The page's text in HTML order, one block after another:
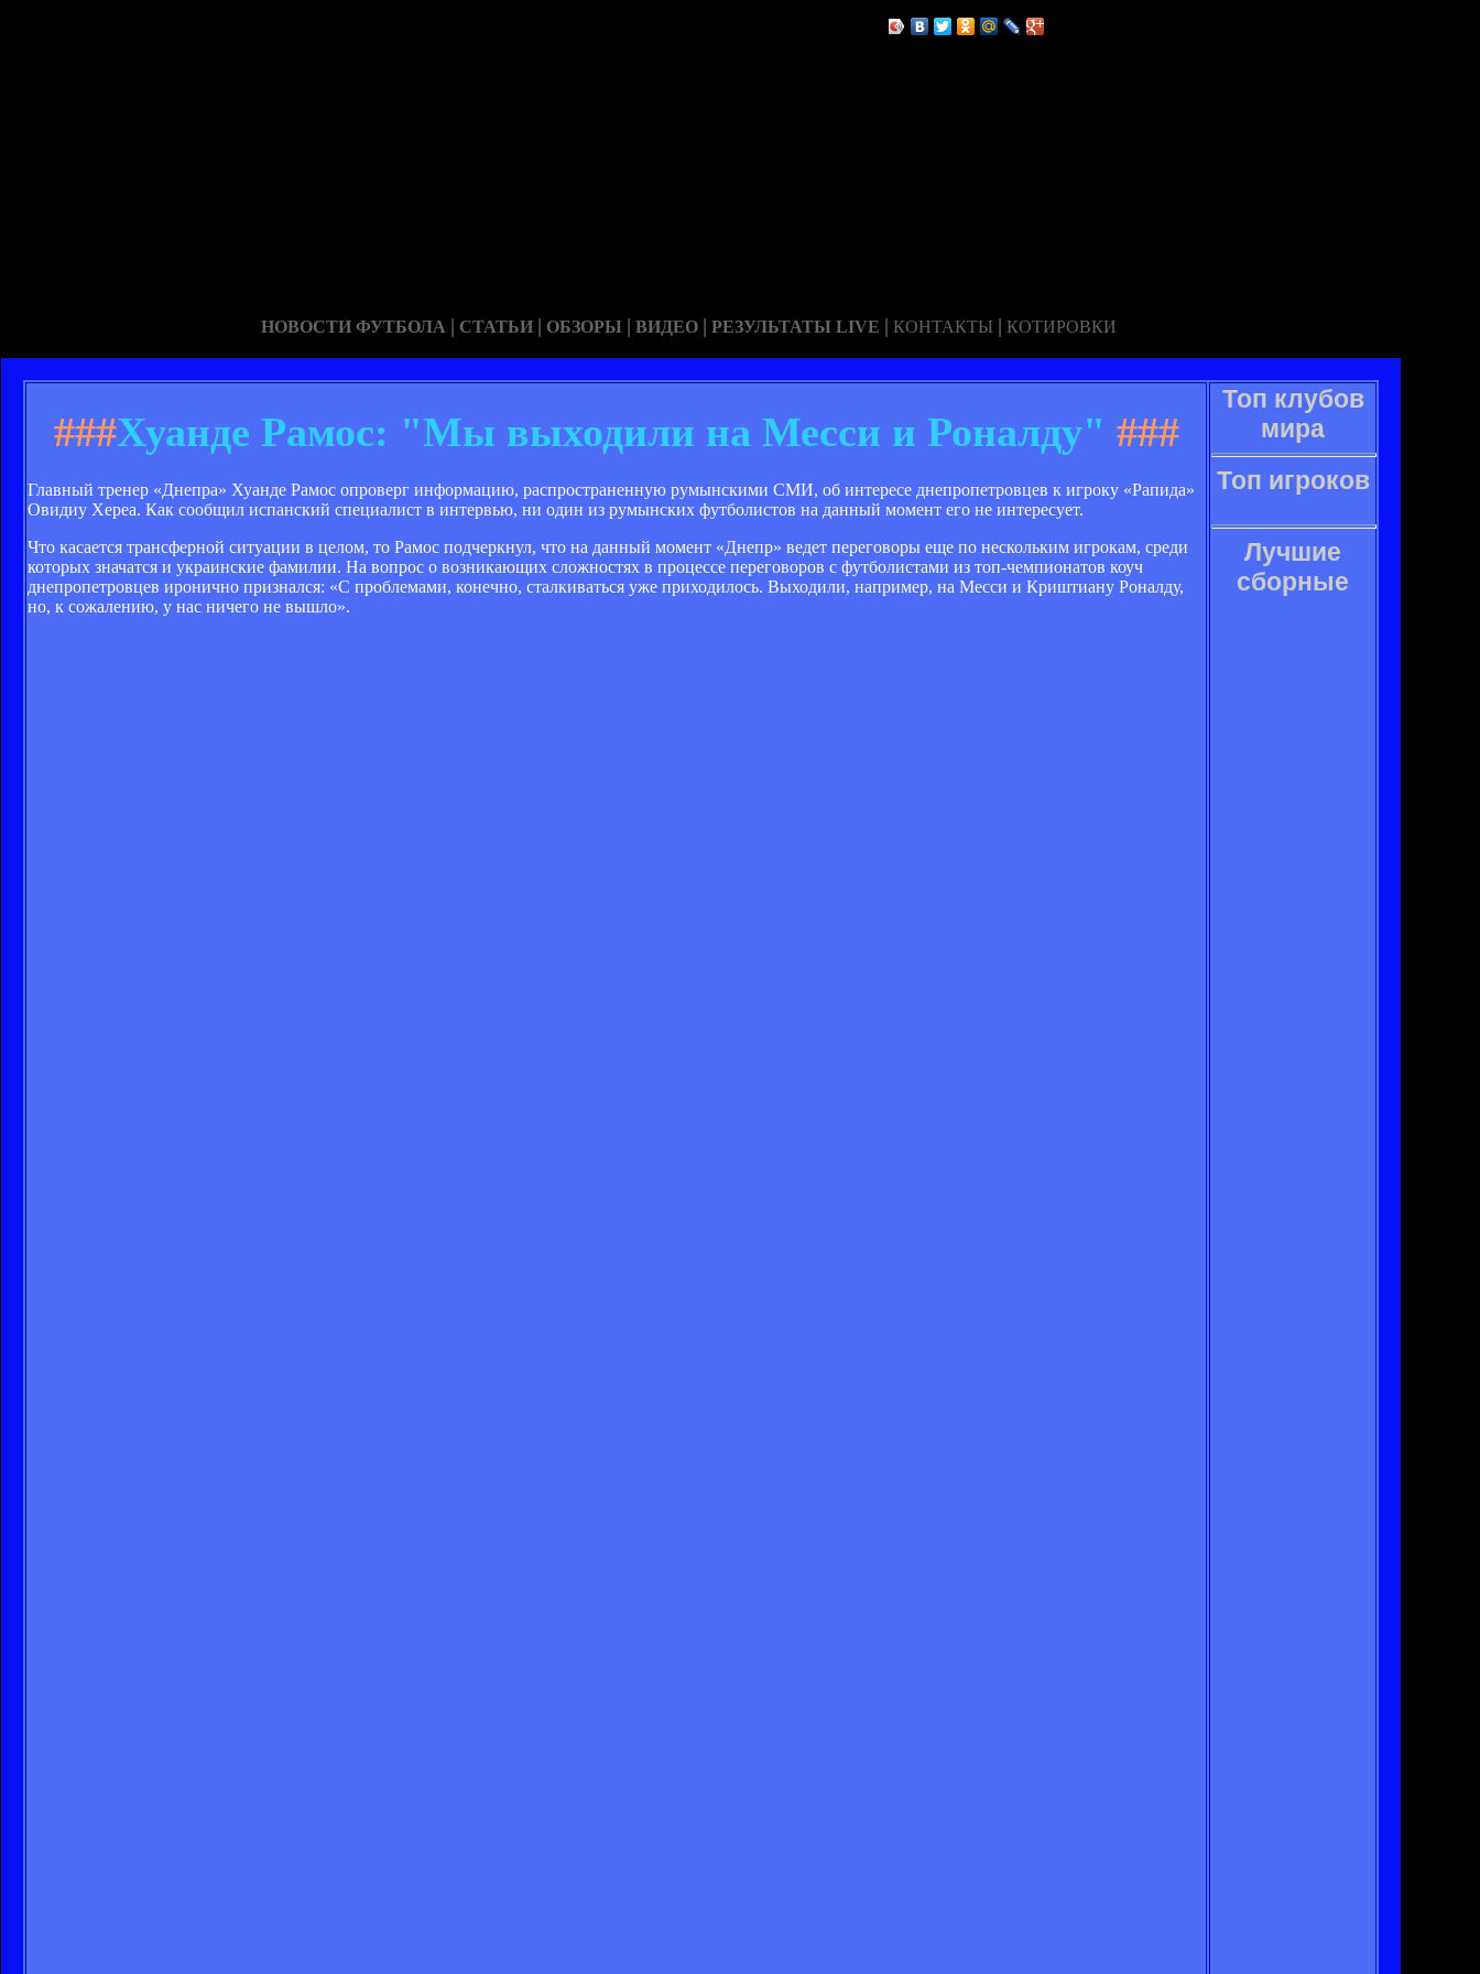
НОВОСТИ ФУТБОЛА | СТАТЬИ | ОБЗОРЫ | ВИДЕО | РЕЗУЛЬТАТЫ LIVE | КОНТАКТЫ | КОТИРОВКИ
###Хуанде Рамос: "Мы выходили на Месси и Роналду" ###
Главный тренер «Днепра» Хуанде Рамос опроверг информацию, распространенную румынскими СМИ, об интересе днепропетровцев к игроку «Рапида»
Овидиу Хереа. Как сообщил испанский специалист в интервью, ни один из румынских футболистов на данный момент его не интересует.
Что касается трансферной ситуации в целом, то Рамос подчеркнул, что на данный момент «Днепр» ведет переговоры еще по нескольким игрокам, среди
которых значатся и украинские фамилии. На вопрос о возникающих сложностях в процессе переговоров с футболистами из топ-чемпионатов коуч
днепропетровцев иронично признался: «С проблемами, конечно, сталкиваться уже приходилось. Выходили, например, на Месси и Криштиану Роналду,
но, к сожалению, у нас ничего не вышло».
Топ клубов
мира
Топ игроков
Лучшие
сборные